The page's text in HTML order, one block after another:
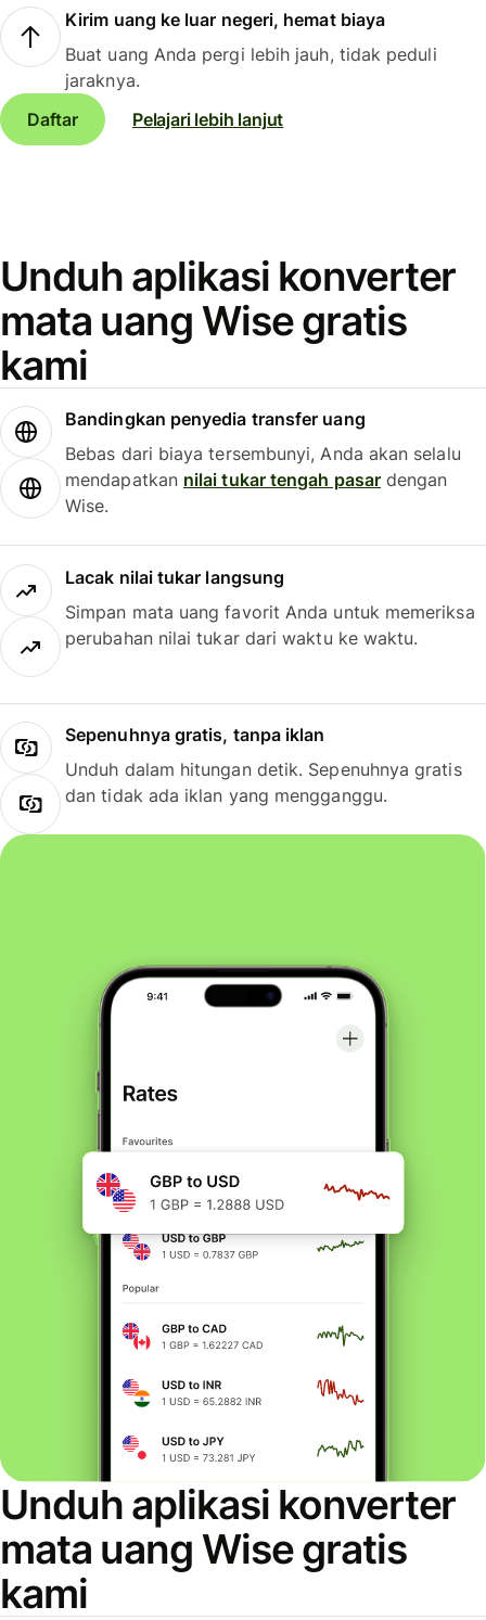
Kirim uang ke luar negeri, hemat biaya
Buat uang Anda pergi lebih jauh, tidak peduli
jaraknya.
Daftar
Pelajari lebih lanjut
Unduh aplikasi konverter
mata uang Wise gratis
kami
Bandingkan penyedia transfer uang
Bebas dari biaya tersembunyi, Anda akan selalu
mendapatkan nilai tukar tengah pasardengan
Wise.
Lacak nilai tukar langsung
Simpan mata uang favorit Anda untuk memeriksa
perubahan nilai tukar dari waktu ke waktu.
Sepenuhnya gratis, tanpa iklan
Unduh dalam hitungan detik. Sepenuhnya gratis
dan tidak ada iklan yang mengganggu.
Unduh aplikasi konverter
mata uang Wise gratis
kami